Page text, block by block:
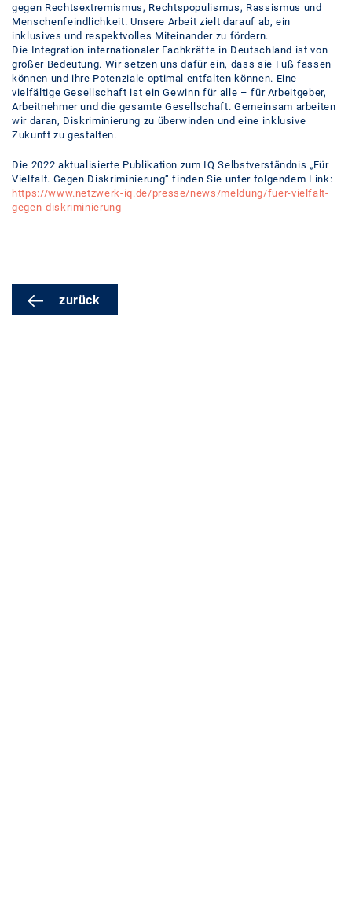
gegen Rechtsextremismus, Rechtspopulismus, Rassismus und
Menschenfeindlichkeit. Unsere Arbeit zielt darauf ab, ein
inklusives und respektvolles Miteinander zu fördern.
Die Integration internationaler Fachkräfte in Deutschland ist von
großer Bedeutung. Wir setzen uns dafür ein, dass sie Fuß fassen
können und ihre Potenziale optimal entfalten können. Eine
vielfältige Gesellschaft ist ein Gewinn für alle – für Arbeitgeber,
Arbeitnehmer und die gesamte Gesellschaft. Gemeinsam arbeiten
wir daran, Diskriminierung zu überwinden und eine inklusive
Zukunft zu gestalten.
Die 2022 aktualisierte Publikation zum IQ Selbstverständnis „Für
Vielfalt. Gegen Diskriminierung“ finden Sie unter folgendem Link:
https://www.netzwerk-iq.de/presse/news/meldung/fuer-vielfalt-
gegen-diskriminierung
zurück